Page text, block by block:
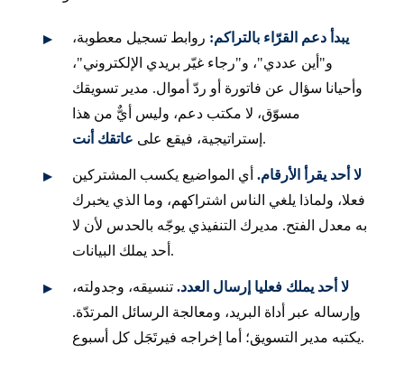
يبدأ دعم القرّاء بالتراكم: روابط تسجيل معطوبة،
و"أين عددي"، و"رجاء غيّر بريدي الإلكتروني"،
وأحيانا سؤال عن فاتورة أو ردّ أموال. مدير تسويقك
مسوّق، لا مكتب دعم، وليس أيٌّ من هذا
إستراتيجية، فيقع على عاتقك أنت .
لا أحد يقرأ الأرقام. أي المواضيع يكسب المشتركين
فعلا، ولماذا يلغي الناس اشتراكهم، وما الذي يخبرك
به معدل الفتح. مديرك التنفيذي يوجّه بالحدس لأن لا
أحد يملك البيانات.
لا أحد يملك فعليا إرسال العدد. تنسيقه، وجدولته،
وإرساله عبر أداة البريد، ومعالجة الرسائل المرتدّة.
يكتبه مدير التسويق؛ أما إخراجه فيرتَجَل كل أسبوع.